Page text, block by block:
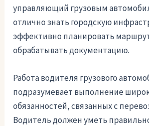
управляющий грузовым
отлично знать городскую
эффективно планировать
обрабатывать документацию.
Работа водителя грузового
подразумевает выполнение
обязанностей, связанных с
Водитель должен уметь